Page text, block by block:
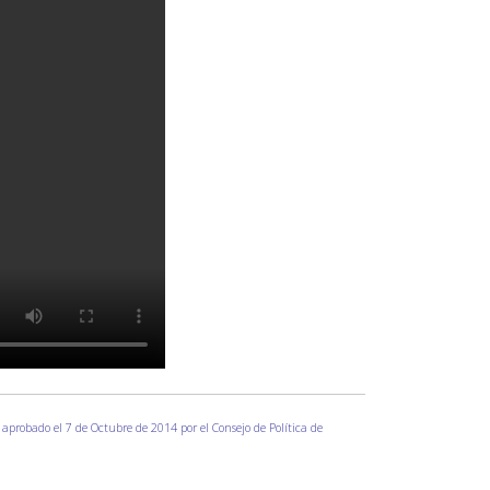
el 7 de Octubre de 2014 por el Consejo de Política de